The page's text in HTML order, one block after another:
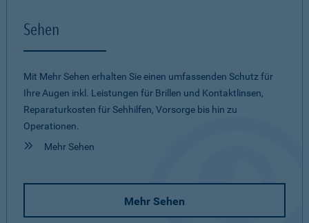
Sehen
Mit Mehr Sehen erhalten Sie einen umfassenden Schutz für
Ihre Augen inkl. Leistungen für Brillen und Kontaktlinsen,
Reparaturkosten für Sehhilfen, Vorsorge bis hin zu
Operationen.
Mehr Sehen
Mehr Sehen